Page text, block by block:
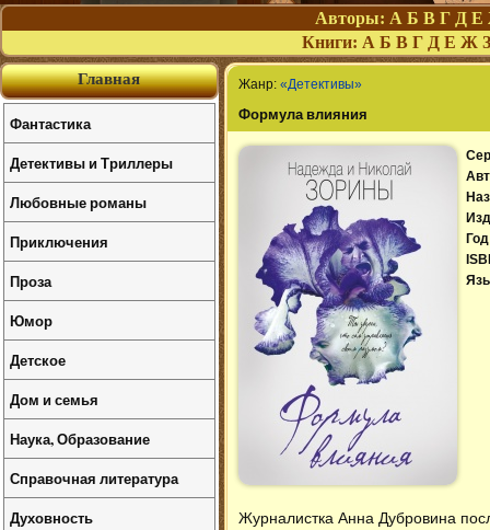
Авторы: А Б В Г Д Е
Книги: А Б В Г Д Е Ж З
Жанр: «Детективы»
Формула влияния
Журналистка Анна Дубровина
Главная
Фантастика
Детективы и Триллеры
Любовные романы
Приключения
Проза
Юмор
Детское
Дом и семья
Наука, Образование
Справочная литература
Духовность